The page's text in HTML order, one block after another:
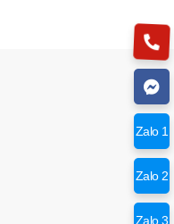
Zalo 1
Zalo 2
Zalo 3